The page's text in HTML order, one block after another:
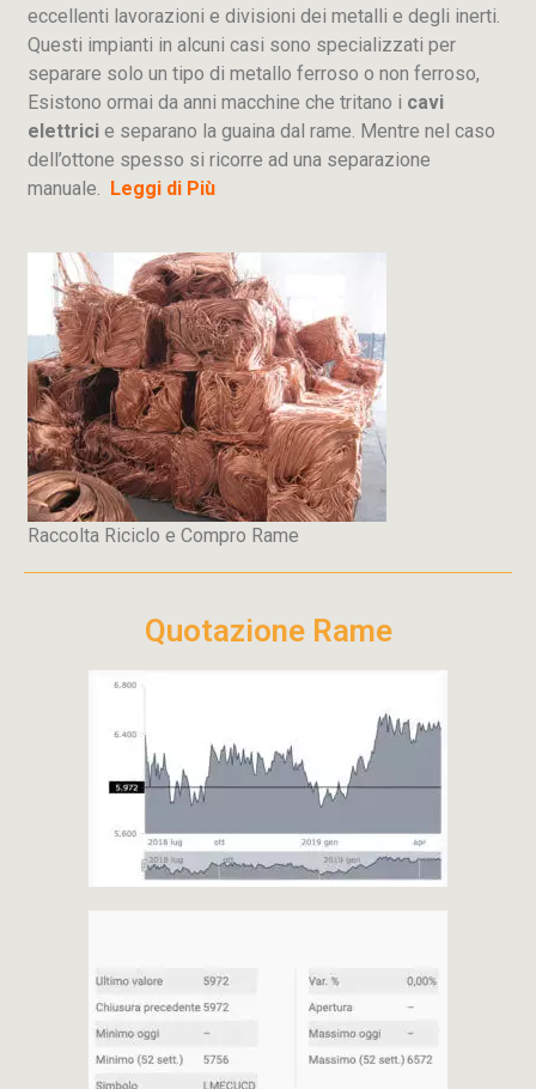
eccellenti lavorazioni e divisioni dei metalli e degli inerti.
Questi impianti in alcuni casi sono specializzati per
separare solo un tipo di metallo ferroso o non ferroso,
Esistono ormai da anni macchine che tritano i cavi
elettrici e separano la guaina dal rame. Mentre nel caso
dell’ottone spesso si ricorre ad una separazione
manuale. Leggi di Più
Raccolta Riciclo e Compro Rame
Quotazione Rame